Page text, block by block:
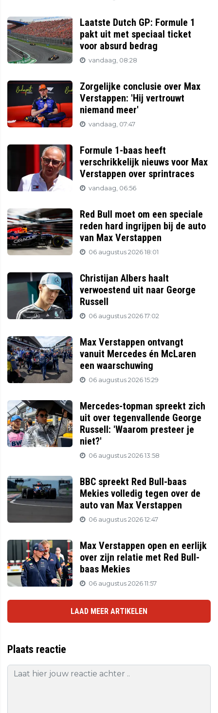
Laatste Dutch GP: Formule 1
pakt uit met speciaal ticket
voor absurd bedrag
vandaag, 08:28
Zorgelijke conclusie over Max
Verstappen: 'Hij vertrouwt
niemand meer'
vandaag, 07:47
Formule 1-baas heeft
verschrikkelijk nieuws voor Max
Verstappen over sprintraces
vandaag, 06:56
Red Bull moet om een speciale
reden hard ingrijpen bij de auto
van Max Verstappen
06 augustus 2026 18:01
Christijan Albers haalt
verwoestend uit naar George
Russell
06 augustus 2026 17:02
Max Verstappen ontvangt
vanuit Mercedes én McLaren
een waarschuwing
06 augustus 2026 15:29
Mercedes-topman spreekt zich
uit over tegenvallende George
Russell: 'Waarom presteer je
niet?'
06 augustus 2026 13:58
BBC spreekt Red Bull-baas
Mekies volledig tegen over de
auto van Max Verstappen
06 augustus 2026 12:47
Max Verstappen open en eerlijk
over zijn relatie met Red Bull-
baas Mekies
06 augustus 2026 11:57
LAAD MEER ARTIKELEN
Plaats reactie